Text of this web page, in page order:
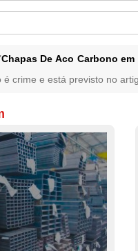
Chapas De Aco Carbono
é crime e está previsto no